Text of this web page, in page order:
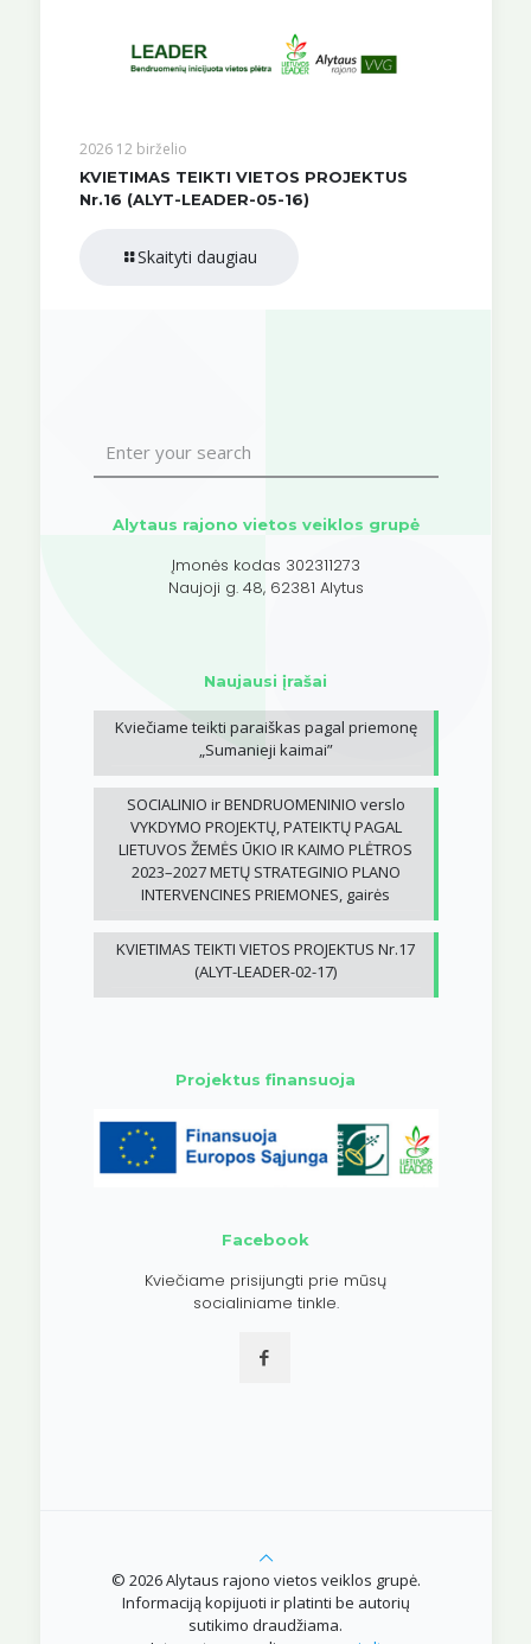
2026 12 birželio
KVIETIMAS TEIKTI VIETOS PROJEKTUS
Nr.16 (ALYT-LEADER-05-16)
Skaityti daugiau
Alytaus rajono vietos veiklos grupė
Įmonės kodas 302311273
Naujoji g. 48, 62381 Alytus
Naujausi įrašai
Kviečiame teikti paraiškas pagal priemonę
„Sumanieji kaimai”
SOCIALINIO ir BENDRUOMENINIO verslo
VYKDYMO PROJEKTŲ, PATEIKTŲ PAGAL
LIETUVOS ŽEMĖS ŪKIO IR KAIMO PLĖTROS
2023–2027 METŲ STRATEGINIO PLANO
INTERVENCINES PRIEMONES, gairės
KVIETIMAS TEIKTI VIETOS PROJEKTUS Nr.17
(ALYT-LEADER-02-17)
Projektus finansuoja
Facebook
Kviečiame prisijungti prie mūsų
socialiniame tinkle.
© 2026 Alytaus rajono vietos veiklos grupė.
Informaciją kopijuoti ir platinti be autorių
sutikimo draudžiama.